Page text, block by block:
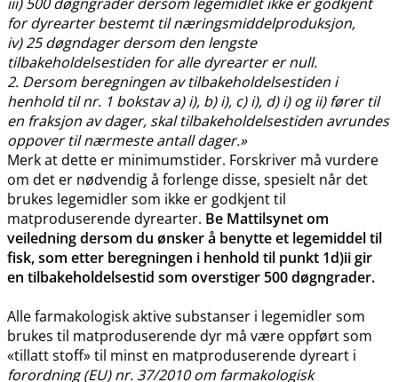
for dyrearter bestemt til næringsmiddelproduksjon,
iv) 25 døgndager dersom den lengste
tilbakeholdelsestiden for alle dyrearter er null.
2. Dersom beregningen av tilbakeholdelsestiden i
henhold til nr. 1 bokstav a) i), b) i), c) i), d) i) og ii) fører til
en fraksjon av dager, skal tilbakeholdelsestiden avrundes
oppover til nærmeste antall dager.»
Merk at dette er minimumstider. Forskriver må vurdere
om det er nødvendig å forlenge disse, spesielt når det
brukes legemidler som ikke er godkjent til
matproduserende dyrearter. Be Mattilsynet om
veiledning dersom du ønsker å benytte et legemiddel til
fisk, som etter beregningen i henhold til punkt 1d)ii gir
en tilbakeholdelsestid som overstiger 500 døgngrader.
Alle farmakologisk aktive substanser i legemidler som
brukes til matproduserende dyr må være oppført som
«tillatt stoff» til minst en matproduserende dyreart i
forordning (EU) nr. 37/2010 om farmakologisk